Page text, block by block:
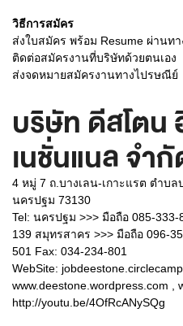
วิธีการสมัคร
ส่งใบสมัคร พร้อม Resume ผ่านทา
ติดต่อสมัครงานที่บริษัทด้วยตนเอง
ส่งจดหมายสมัครงานทางไปรษณีย์
บริษัท ดีสโตน
เนชั่นแนล จำ
4 หมู่ 7 ถ.บางเลน-เกาะแรต ตำบล
นครปฐม 73130
Tel: นครปฐม >>> มือถือ 085-333-
139 สมุทรสาคร >>> มือถือ 096-
501 Fax: 034-234-801
WebSite:
www.deestone.wordpress.com ,
http://youtu.be/4OfRcANySQg